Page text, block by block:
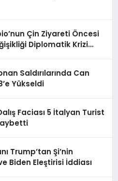
Çin Ziyareti Öncesi
Diplomatik Krizi
Saldırılarında Can
Yükseldi
Faciası 5 İtalyan Turist
Trump’tan Şi’nin
Biden Eleştirisi İddiası